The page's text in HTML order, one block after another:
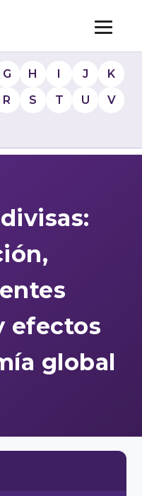
G H I J
K
R S T U
V
efectos
global